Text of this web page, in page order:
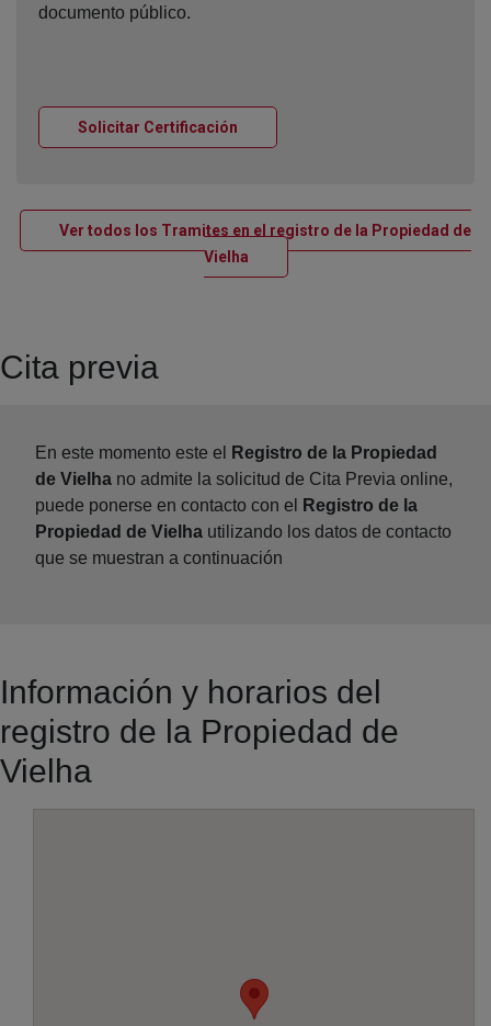
documento público.
Solicitar Certificación
Ver todos los Tramites en el registro de la Propiedad de
VielhaVentana nueva
Cita previa
En este momento este el
Registro de la Propiedad
de Vielha no admite la solicitud de Cita Previa online,
puede ponerse en contacto con el
Registro de la
Propiedad de Vielha utilizando los datos de contacto
que se muestran a continuación
Información y horarios del
registro de la Propiedad de
Vielha